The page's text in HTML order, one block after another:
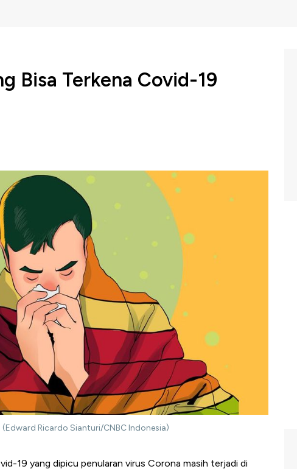
Bisa Terkena Covid-19
Ricardo Sianturi/CNBC Indonesia)
19 yang dipicu penularan virus Corona masih terjadi di